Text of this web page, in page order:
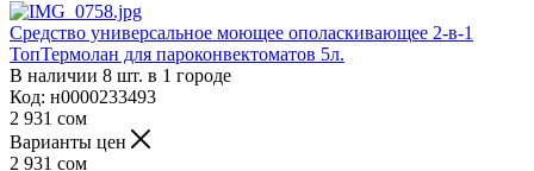
Средство универсальное моющее ополаскивающее 2-в-1
ТопТермолан для пароконвектоматов 5л.
В наличии 8 шт. в 1 городе
Код: н0000233493
2 931 сом
Варианты цен
2 931 сом